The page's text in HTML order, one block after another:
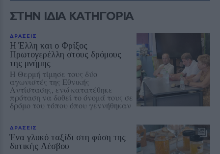
ΣΤΗΝ ΙΔΙΑ ΚΑΤΗΓΟΡΙΑ
ΔΡΑΣΕΙΣ
Η Έλλη και ο Φρίξος
Πρωτογερέλλη στους δρόμους
της μνήμης
Η Θερμή τίμησε τους δύο
αγωνιστές της Εθνικής
Αντίστασης, ενώ κατατέθηκε
πρόταση να δοθεί το όνομά τους σε
δρόμο του τόπου όπου γεννήθηκαν
ΔΡΑΣΕΙΣ
Ένα γλυκό ταξίδι στη φύση της
δυτικής Λέσβου